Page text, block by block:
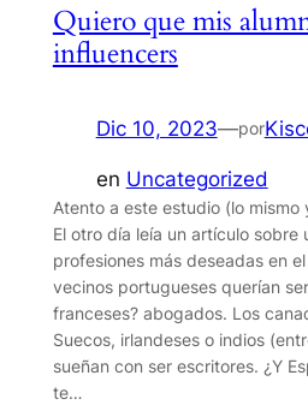
Quiero que mis
influencers
Dic 10, 2023—por
en Uncategorized
Atento a este estudio (lo mismo
El otro día leía un artículo sobre
profesiones más deseadas en
vecinos portugueses querían
franceses? abogados. Los
Suecos, irlandeses o indios
sueñan con ser escritores. ¿Y
te…